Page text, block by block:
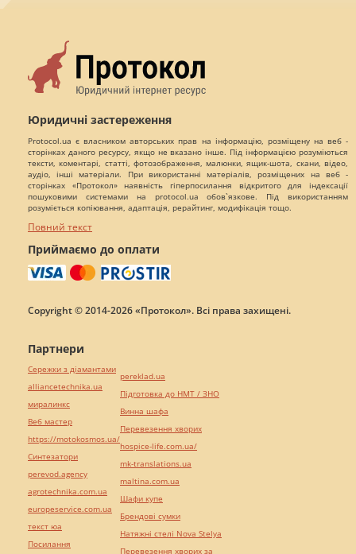
Юридичні застереження
Protocol.ua є власником авторських прав на інформацію, розміщену на веб -
сторінках даного ресурсу, якщо не вказано інше. Під інформацією розуміються
тексти, коментарі, статті, фотозображення, малюнки, ящик-шота, скани, відео,
аудіо, інші матеріали. При використанні матеріалів, розміщених на веб -
сторінках «Протокол» наявність гіперпосилання відкритого для індексації
пошуковими системами на protocol.ua обов`язкове. Під використанням
розуміється копіювання, адаптація, рерайтинг, модифікація тощо.
Повний текст
Приймаємо до оплати
Copyright © 2014-2026 «Протокол». Всі права захищені.
Партнери
Сережки з діамантами
alliancetechnika.ua
миралинкс
Веб мастер
https://motokosmos.ua/
Синтезатори
perevod.agency
agrotechnika.com.ua
europeservice.com.ua
текст юа
Посилання
pereklad.ua
Підготовка до НМТ / ЗНО
Винна шафа
Перевезення хворих
hospice-life.com.ua/
mk-translations.ua
maltina.com.ua
Шафи купе
Брендові сумки
Натяжні стелі Nova Stelya
Перевезення хворих за